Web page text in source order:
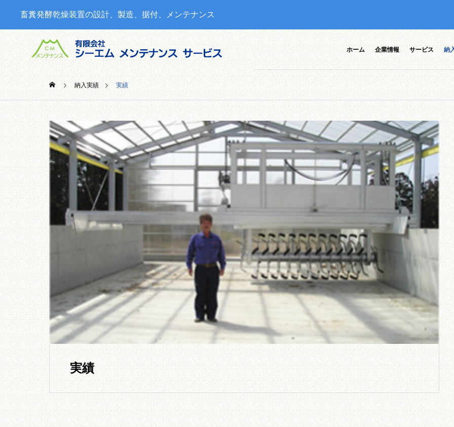
畜糞発酵乾燥装置の設計、製造、据付、メンテナンス
ホーム 企業情報 サービス 納
SERVICE
当社の製品・サービス
情報
CMコンポ装置一
覧
設備費の安い、敏捷メ
ンテナンスの市場に少
ない畜糞発酵処理装
置。
CMコンポの特徴
用地・処理量に合わせ
ての設計が可能！
CMコ
ョン（
納入実績 実績
実績